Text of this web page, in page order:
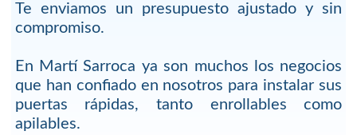
Te enviamos un presupuesto ajustado y sin
compromiso.
En Martí Sarroca ya son muchos los negocios
que han confiado en nosotros para instalar sus
puertas rápidas, tanto enrollables como
apilables.